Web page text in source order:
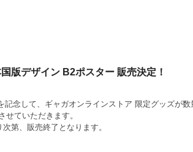
版デザイン B2ポスター 販売決定！
念して、ギャガオンラインストア 限定グッズが数
せていただきます。
第、販売終了となります。